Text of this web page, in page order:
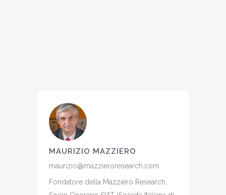
MAURIZIO MAZZIERO
maurizio@mazzieroresearch.com
Fondatore della Mazziero Research,